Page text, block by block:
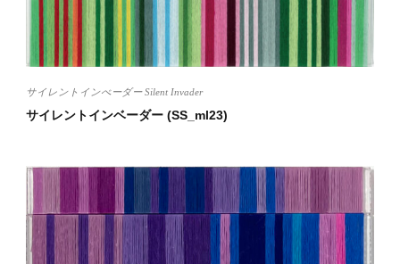
サイレントインべーダー Silent Invader
サイレントインベーダー (SS_ml23)